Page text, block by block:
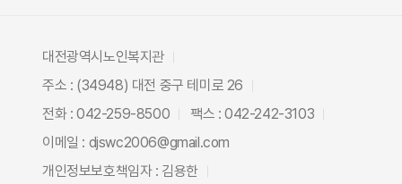
대전광역시노인복지관
주소 : (34948) 대전 중구 테미로 26
전화 : 042-259-8500
팩스 : 042-242-3103
이메일 : djswc2006@gmail.com
개인정보보호책임자 : 김용한